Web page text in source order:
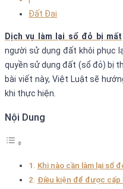
Đất Đai
Dịch vụ làm lại sổ đỏ bị mất
người sử dụng đất khôi phục
quyền sử dụng đất (sổ đỏ) bị
bài viết này, Việt Luật sẽ
khi thực hiện.
Nội Dung
Khi nào cần làm lại sổ
Điều kiện để được cấp